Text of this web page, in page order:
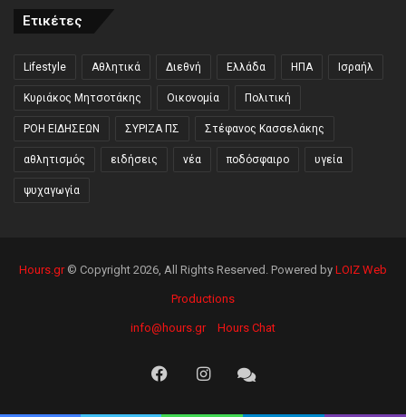
Ετικέτες
Lifestyle Αθλητικά Διεθνή Ελλάδα ΗΠΑ Ισραήλ
Κυριάκος Μητσοτάκης Οικονομία Πολιτική
ΡΟΗ ΕΙΔΗΣΕΩΝ ΣΥΡΙΖΑ ΠΣ Στέφανος Κασσελάκης
αθλητισμός ειδήσεις νέα ποδόσφαιρο υγεία
ψυχαγωγία
Hours.gr© Copyright 2026, All Rights Reserved. Powered by LOIZ Web
Productions
info@hours.gr Hours Chat
FacebookInstagramHours